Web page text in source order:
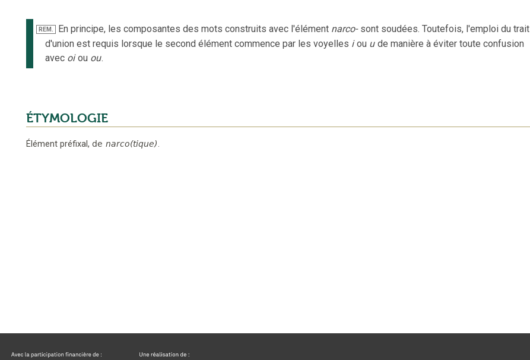
REM. En principe, les composantes des mots construits avec l'élément narco- sont soudées. Toutefois, l'emploi du trait
d'union est requis lorsque le second élément commence par les voyelles i ou u de manière à éviter toute confusion
avec oi ou ou.
ÉTYMOLOGIE
Élément préfixal, de narco(tique).